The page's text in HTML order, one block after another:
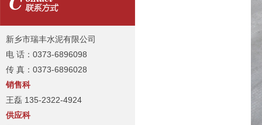
新乡市瑞丰水泥有限公司
电 话：0373-6896098
传 真：0373-6896028
销售科
王磊 135-2322-4924
供应科